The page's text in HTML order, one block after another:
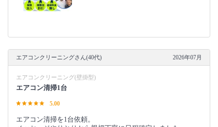
エアコンクリーニングさん(40代) 2026年07月
エアコンクリーニング(壁掛型)
エアコン清掃1台
5.00
エアコン清掃を1台依頼。